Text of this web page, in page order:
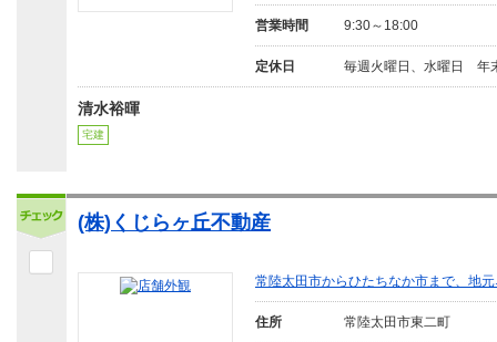
営業時間 9:30～18:00
定休日 毎週火曜日、水曜日 年
清水裕暉
宅建
(株)くじらヶ丘不動産
常陸太田市からひたちなか市まで、地
住所 常陸太田市東二町